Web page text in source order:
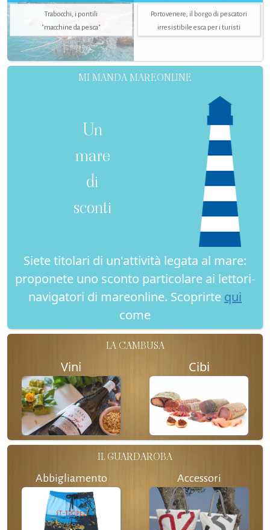
Trabocchi, i pontili
"macchine da pesca"
Portovenere, il borgo di pescatori
irresistibile esca per i turisti
MI MANDA MAREONLINE
Un
mare
di
sconti
Siete titolari di un'attività legata al mare:
proponete uno sconto particolare ai lettori-
navigatori di mareonline. Scoprirte qui
come
LA CAMBUSA
Vini Cibi
IL GUARDAROBA
Abbigliamento Accessori